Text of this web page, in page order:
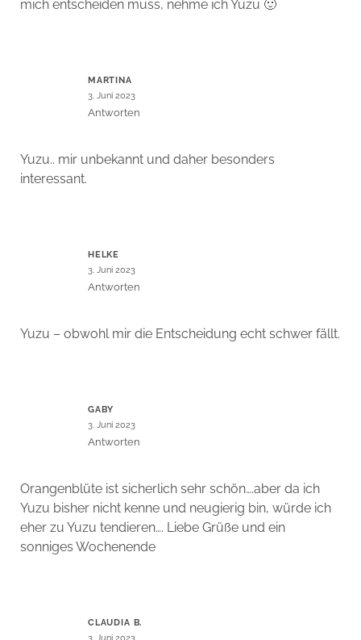
mich entscheiden muss, nehme ich Yuzu 🙂
MARTINA
3. Juni 2023
Antworten
Yuzu.. mir unbekannt und daher besonders
interessant.
HELKE
3. Juni 2023
Antworten
Yuzu – obwohl mir die Entscheidung echt schwer fällt.
GABY
3. Juni 2023
Antworten
Orangenblüte ist sicherlich sehr schön….aber da ich
Yuzu bisher nicht kenne und neugierig bin, würde ich
eher zu Yuzu tendieren…. Liebe Grüße und ein
sonniges Wochenende
CLAUDIA B.
3. Juni 2023